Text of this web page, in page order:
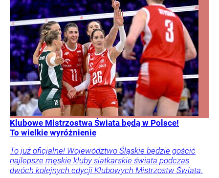
Klubowe Mistrzostwa Świata będą w Polsce!
To wielkie wyróżnienie
To już oficjalne! Województwo Śląskie będzie gościć
najlepsze męskie kluby siatkarskie świata podczas
dwóch kolejnych edycji Klubowych Mistrzostw Świata.